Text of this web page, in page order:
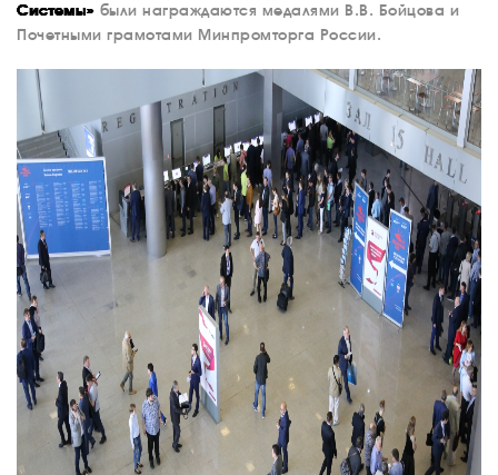
Системы» были награждаются медалями В.В. Бойцова и
Почетными грамотами Минпромторга России.